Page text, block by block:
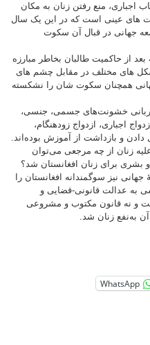
منع رفتن زنان به مکان
های عینی است که در این یک سال
جهانی در قبال آن سکوت
از حاکمیت طالبان بخاطر مبارزه
های مختلف در مقابل چشم های
همچنان سکوت شان را نشکسته
قربانی خشونت‌های جسمی، جنسی،
اجباری، ازدواج زودهنگام،
و بازداشت از آموزش بوده‌اند.
زنان از چه مرجعی می‌توان
برای زنان افغانستان شد؟
نیز سوگمندانه افغانستان را
عدالت قانونی-قضایی و
و نه قانون مکتوب و مشروعی
به‌نفع زنان شد.
WhatsApp